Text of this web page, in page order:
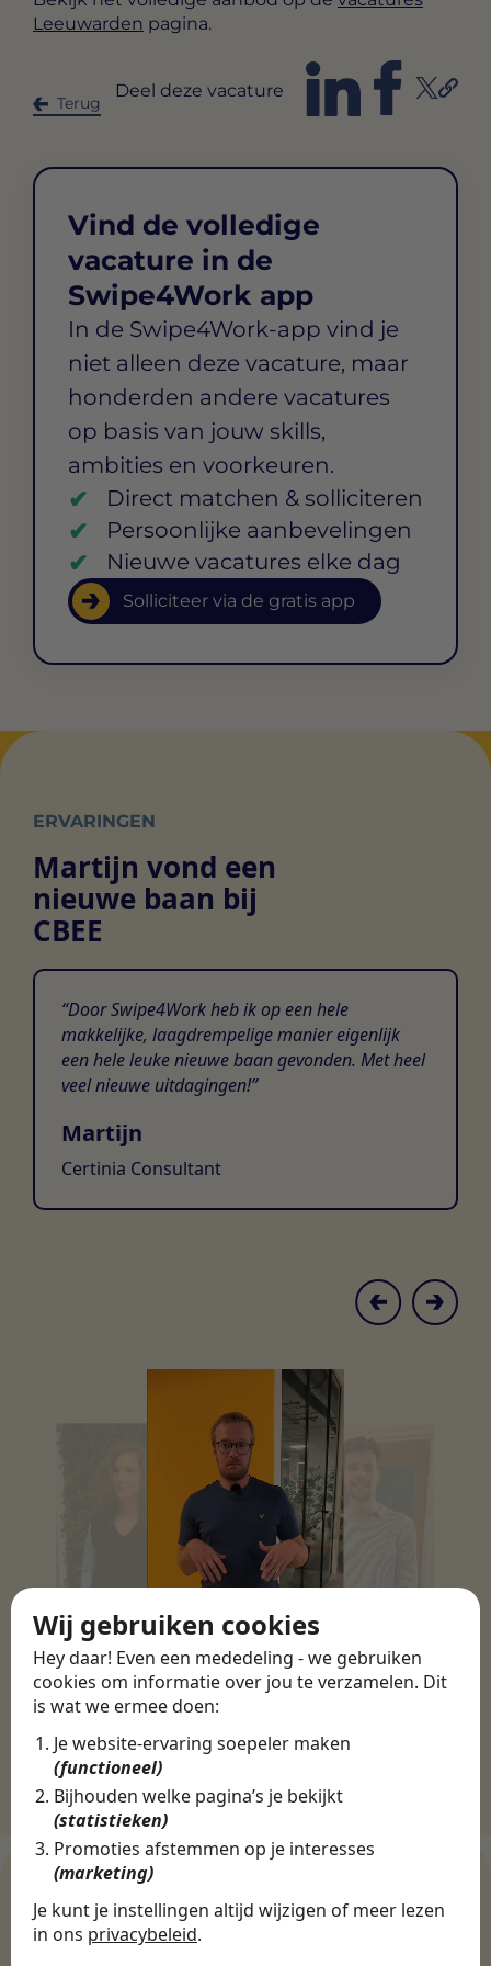
Wij gebruiken cookies
Hey daar! Even een mededeling - we gebruiken
cookies om informatie over jou te verzamelen. Dit
is wat we ermee doen:
Je website-ervaring soepeler maken
(functioneel)
Bijhouden welke pagina’s je bekijkt
(statistieken)
Promoties afstemmen op je interesses
(marketing)
Je kunt je instellingen altijd wijzigen of meer lezen
in ons privacybeleid.
Leeuwarden pagina.
Terug
Deel deze vacature
Vind de volledige
vacature in de
Swipe4Work app
In de Swipe4Work-app vind je
niet alleen deze vacature, maar
honderden andere vacatures
op basis van jouw skills,
ambities en voorkeuren.
Direct matchen & solliciteren
Persoonlijke aanbevelingen
Nieuwe vacatures elke dag
Solliciteer via de gratis app
ERVARINGEN
Martijn vond een
nieuwe baan bij
CBEE
Door Swipe4Work heb ik op een hele
makkelijke, laagdrempelige manier eigenlijk
een hele leuke nieuwe baan gevonden. Met heel
veel nieuwe uitdagingen!
Martijn
Certinia Consultant
WERKGEVERS